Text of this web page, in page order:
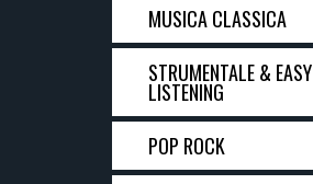
MUSICA CLASSICA
STRUMENTALE & EASY
LISTENING
POP ROCK